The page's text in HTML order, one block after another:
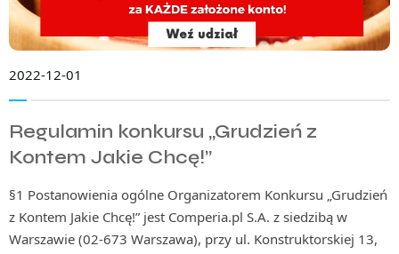
2022-12-01
Regulamin konkursu „Grudzień z
Kontem Jakie Chcę!”
§1 Postanowienia ogólne Organizatorem Konkursu „Grudzień
z Kontem Jakie Chcę!” jest Comperia.pl S.A. z siedzibą w
Warszawie (02-673 Warszawa), przy ul. Konstruktorskiej 13,